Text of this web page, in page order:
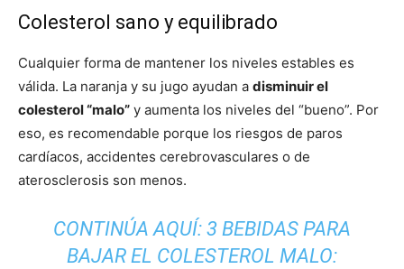
Colesterol sano y equilibrado
Cualquier forma de mantener los niveles estables es
válida. La naranja y su jugo ayudan a disminuir el
colesterol “malo” y aumenta los niveles del “bueno”. Por
eso, es recomendable porque los riesgos de paros
cardíacos, accidentes cerebrovasculares o de
aterosclerosis son menos.
CONTINÚA AQUÍ: 3 BEBIDAS PARA
BAJAR EL COLESTEROL MALO: